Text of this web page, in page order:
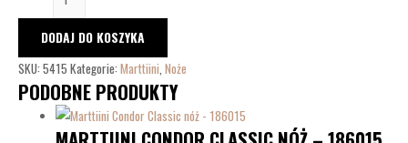
DODAJ DO KOSZYKA
SKU: 5415 Kategorie: Marttiini Noże
PODOBNE PRODUKTY